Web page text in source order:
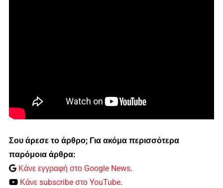
Σου άρεσε το άρθρο; Για ακόμα περισσότερα
παρόμοια άρθρα:
Κάνε εγγραφή στο Google News.
Κάνε subscribe στο YouTube.